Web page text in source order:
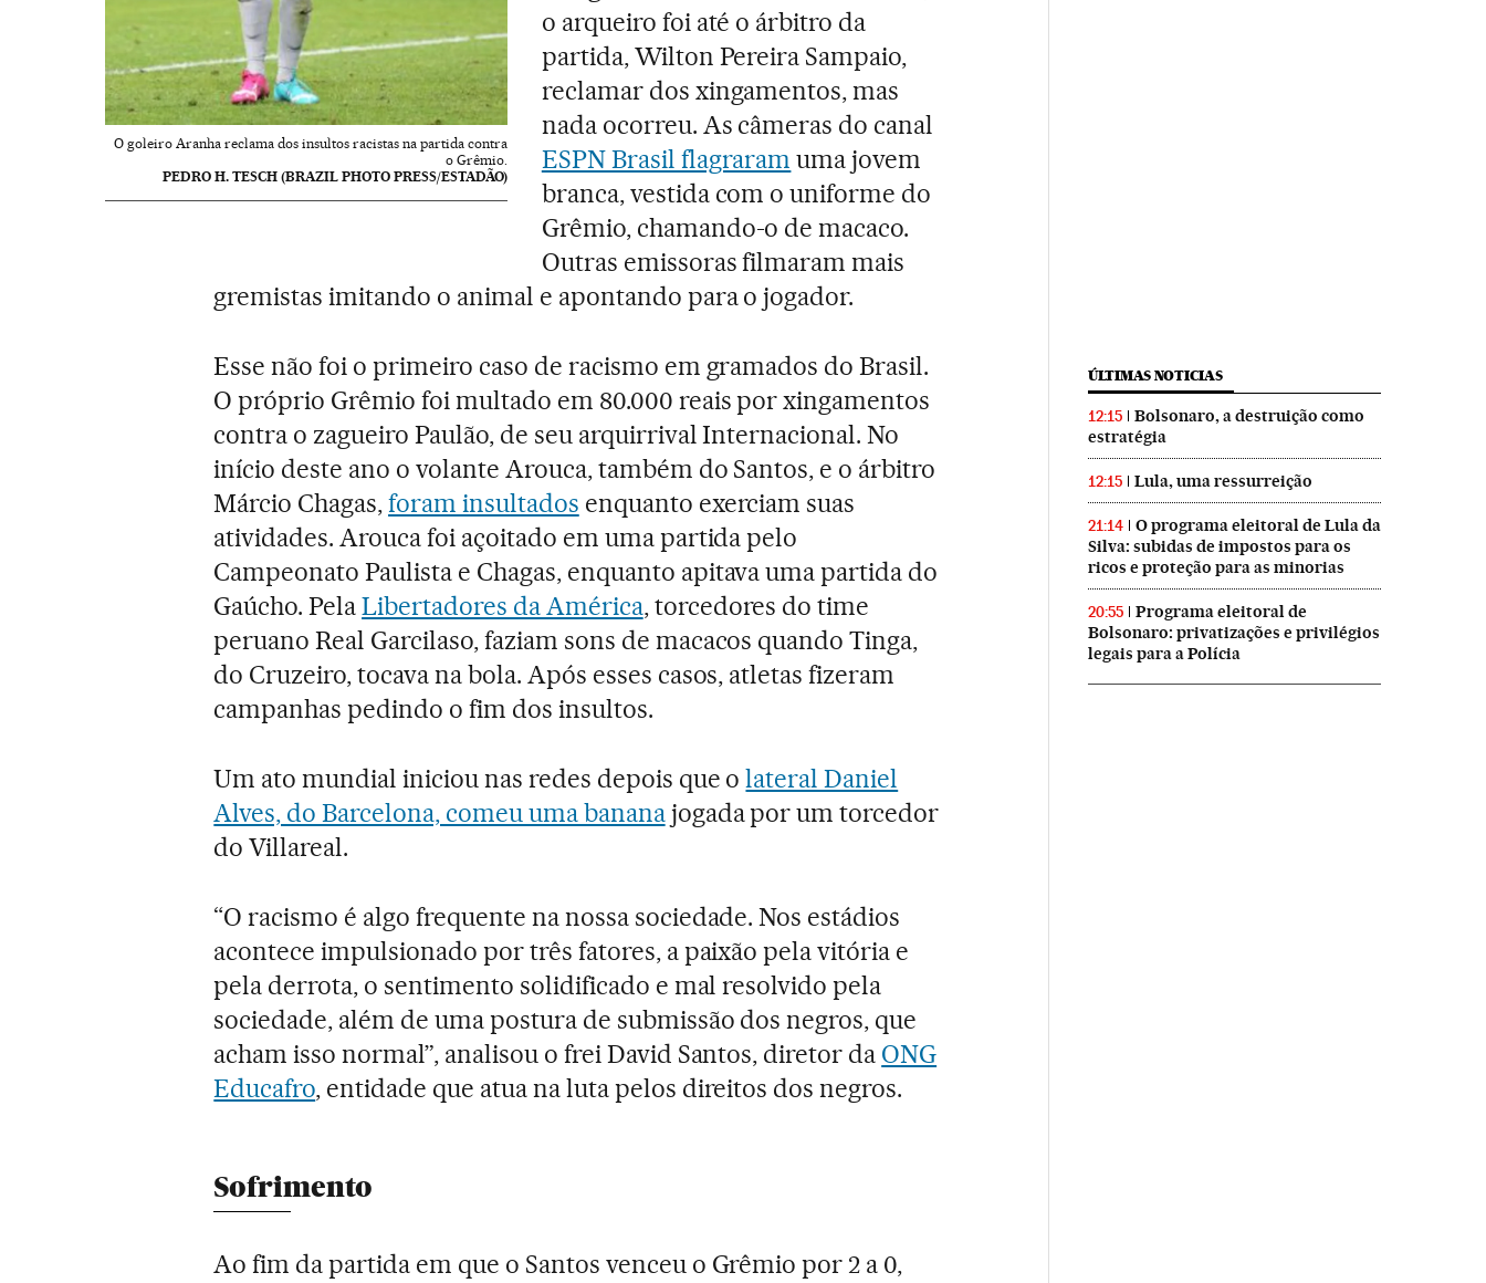
O goleiro Aranha reclama dos insultos racistas na partida contra
o Grêmio.
PEDRO H. TESCH (BRAZIL PHOTO PRESS/ESTADÃO)
o arqueiro foi até o árbitro da
partida, Wilton Pereira Sampaio,
reclamar dos xingamentos, mas
nada ocorreu. As câmeras do canal
ESPN Brasil flagraram uma jovem
branca, vestida com o uniforme do
Grêmio, chamando-o de macaco.
Outras emissoras filmaram mais
gremistas imitando o animal e apontando para o jogador.
Esse não foi o primeiro caso de racismo em gramados do Brasil.
O próprio Grêmio foi multado em 80.000 reais por xingamentos
contra o zagueiro Paulão, de seu arquirrival Internacional. No
início deste ano o volante Arouca, também do Santos, e o árbitro
Márcio Chagas,foram insultados enquanto exerciam suas
atividades. Arouca foi açoitado em uma partida pelo
Campeonato Paulista e Chagas, enquanto apitava uma partida do
Gaúcho. PelaLibertadores da América, torcedores do time
peruano Real Garcilaso, faziam sons de macacos quando Tinga,
do Cruzeiro, tocava na bola. Após esses casos, atletas fizeram
campanhas pedindo o fim dos insultos.
Um ato mundial iniciou nas redes depois que olateral Daniel
Alves, do Barcelona, comeu uma bananajogada por um torcedor
do Villareal.
“O racismo é algo frequente na nossa sociedade. Nos estádios
acontece impulsionado por três fatores, a paixão pela vitória e
pela derrota, o sentimento solidificado e mal resolvido pela
sociedade, além de uma postura de submissão dos negros, que
acham isso normal”, analisou o frei David Santos, diretor da ONG
Educafro, entidade que atua na luta pelos direitos dos negros.
Sofrimento
Ao fim da partida em que o Santos venceu o Grêmio por 2 a 0,
ÚLTIMAS NOTICIAS
12:15
Bolsonaro, a destruição como
estratégia
12:15 Lula, uma ressurreição
21:14
O programa eleitoral de Lula da
Silva: subidas de impostos para os
ricos e proteção para as minorias
20:55
Programa eleitoral de
Bolsonaro: privatizações e privilégios
legais para a Polícia